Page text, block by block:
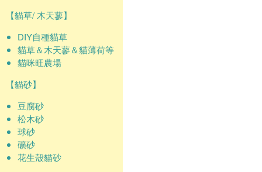
【貓草/ 木天蓼】
DIY自種貓草
貓草＆木天蓼＆貓薄荷等
貓咪旺農場
【貓砂】
豆腐砂
松木砂
球砂
礦砂
花生殼貓砂